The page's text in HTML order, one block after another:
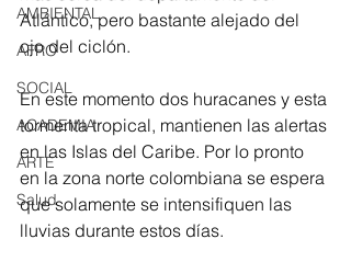
AMBIENTAL
AFRO
SOCIAL
ACADEMIA
ARTE
Salud
Atlántico, pero bastante alejado del
ojo del ciclón.
En este momento dos huracanes y esta
tormenta tropical, mantienen las alertas
en las Islas del Caribe. Por lo pronto
en la zona norte colombiana se espera
que solamente se intensifiquen las
lluvias durante estos días.